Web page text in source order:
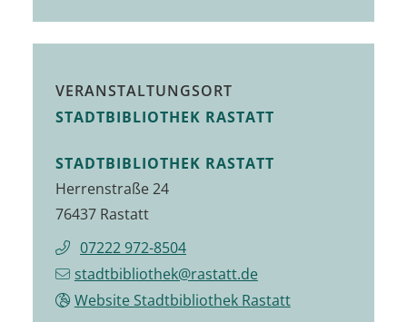
VERANSTALTUNGSORT
STADTBIBLIOTHEK RASTATT
STADTBIBLIOTHEK RASTATT
Herrenstraße 24
76437 Rastatt
07222 972-8504
stadtbibliothek@rastatt.de
Website Stadtbibliothek Rastatt